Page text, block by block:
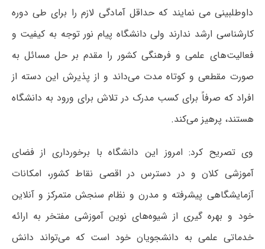
داوطلبینی می نمایند که حداقل آمادگی لازم را برای طی دوره
کارشناسی ارشد ندارند ولی دانشگاه پیام نور توجه به کیفیت و
فعالیت‌های علمی و فرهنگی کشور را مقدم بر حل مسائل به
صورت مقطعی و کوتاه مدت می‌داند و از پذیرش این دسته از
افراد که صرفاً برای کسب مدرک در تلاش برای ورود به دانشگاه
هستند، پرهیز می‌کند.
وی تصریح کرد: امروز این دانشگاه با برخورداری از فضای
آموزشی کلان و در دسترس در اقصی نقاط کشور، امکانات
آزمایشگاهی پیشرفته و مدرن و نظام سنجش متمرکز و آنلاین
خود و بهره گیری از شیوه‌های نوین آموزشی مفتخر به ارائه
خدماتی علمی به دانشجویان خود است که می‌تواند دانش